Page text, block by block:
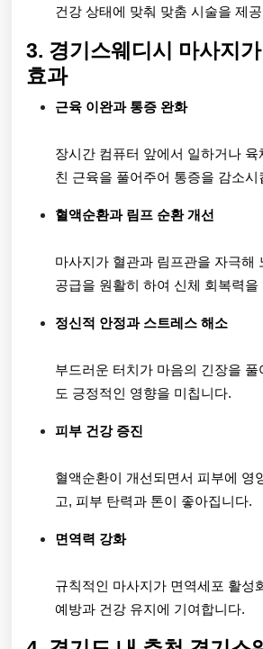
건강 상태에 맞춰 맞춤 시술을 제
3. 경기스웨디시 마사지
효과
근육 이완과 통증 완화
장시간 컴퓨터 앞에서 일하거나
친 근육을 풀어주어 통증을 감소시
혈액순환과 림프 순환 개선
마사지가 혈관과 림프관을 자극해
공급을 원활히 하여 신체 회복력을
정신적 안정과 스트레스 해소
부드러운 터치가 마음의 긴장을 풀
도 긍정적인 영향을 미칩니다.
피부 건강 증진
혈액순환이 개선되면서 피부에 영
고, 피부 탄력과 톤이 좋아집니다.
면역력 강화
규칙적인 마사지가 면역세포 활성
예방과 건강 유지에 기여합니다.